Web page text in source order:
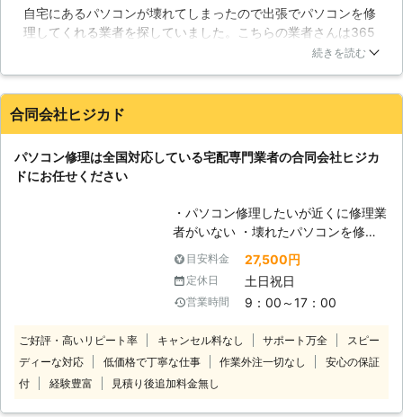
きますので、不具合が見られましたら
一度ご連絡ください。また、お見積り
も無料で承っております。
動しなくなる場合があります。トラブ
ルの原因を突き止めることは大変難し
いものですが、株式会社トゥサンライ
理の他に、現場に急行して対応するこ
ら、私達がその場に急行することで、
いち早く解決に向かえるのならそれが
一番です。お困りの方の不安と不自由
な状態をいち早く開放するのも、私達
の役割だと考えています。
自宅にあるパソコンが壊れてしまったので出張でパソコンを修
理してくれる業者を探していました。こちらの業者さんは365
日24時間対応してくれるということやサポートが万全というこ
から対応までわりと気持ちのいい人で説明も分かりやすくて良
かったと思います。パソコンも無事に直ったのでとても感謝し
神奈川県 横須賀市
続きを読む
合同会社ヒジカド
パソコン修理は全国対応している宅配専門業者の合同会社ヒジカ
ドにお任せください
・パソコン修理したいが近くに修理業
者がいない ・壊れたパソコンを修理
してほしいが店舗へもっていくのが面
倒くさい ・会社で使用中のパソコン
がいくつか調子が悪いのでみてほしい
このようなパソコントラブルでお悩み
は、宅配専門のパソコン修理店です。
修理してほしいパソコンを送っていた
だければすぐに対応いたします。全国
目安料金 27,500円
定休日 土日祝日
営業時間 9：00～17：00
ご好評・高いリピート率 キャンセル料なし サポート万全
スピー
ディーな対応
低価格で丁寧な仕事 作業外注一切なし
安心の保証
付
経験豊富 見積り後追加料金無し